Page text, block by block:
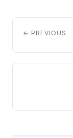
← PREVIOUS